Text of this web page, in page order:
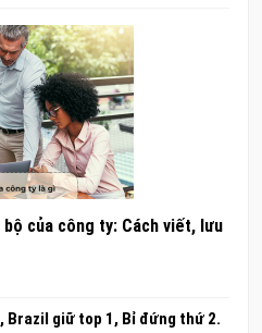
của công ty: Cách viết, lưu
Brazil giữ top 1, Bỉ đứng thứ 2.